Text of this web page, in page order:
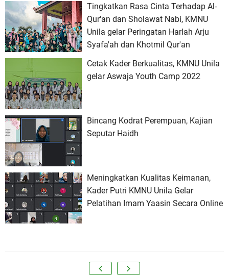
Tingkatkan Rasa Cinta Terhadap Al-
Qur'an dan Sholawat Nabi, KMNU
Unila gelar Peringatan Harlah Arju
Syafa'ah dan Khotmil Qur'an
Cetak Kader Berkualitas, KMNU Unila
gelar Aswaja Youth Camp 2022
Bincang Kodrat Perempuan, Kajian
Seputar Haidh
Meningkatkan Kualitas Keimanan,
Kader Putri KMNU Unila Gelar
Pelatihan Imam Yaasin Secara Online